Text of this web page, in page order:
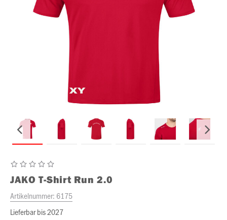
JAKO T-Shirt Run 2.0
Artikelnummer: 6175
Lieferbar bis 2027